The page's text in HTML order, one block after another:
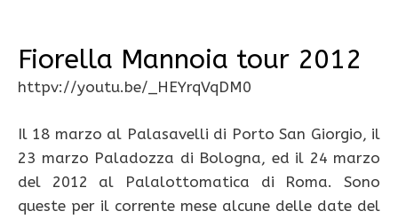
Fiorella Mannoia tour 2012
httpv://youtu.be/_HEYrqVqDM0
Il 18 marzo al Palasavelli di Porto San Giorgio, il
23 marzo Paladozza di Bologna, ed il 24 marzo
del 2012 al Palalottomatica di Roma. Sono
queste per il corrente mese alcune delle date del